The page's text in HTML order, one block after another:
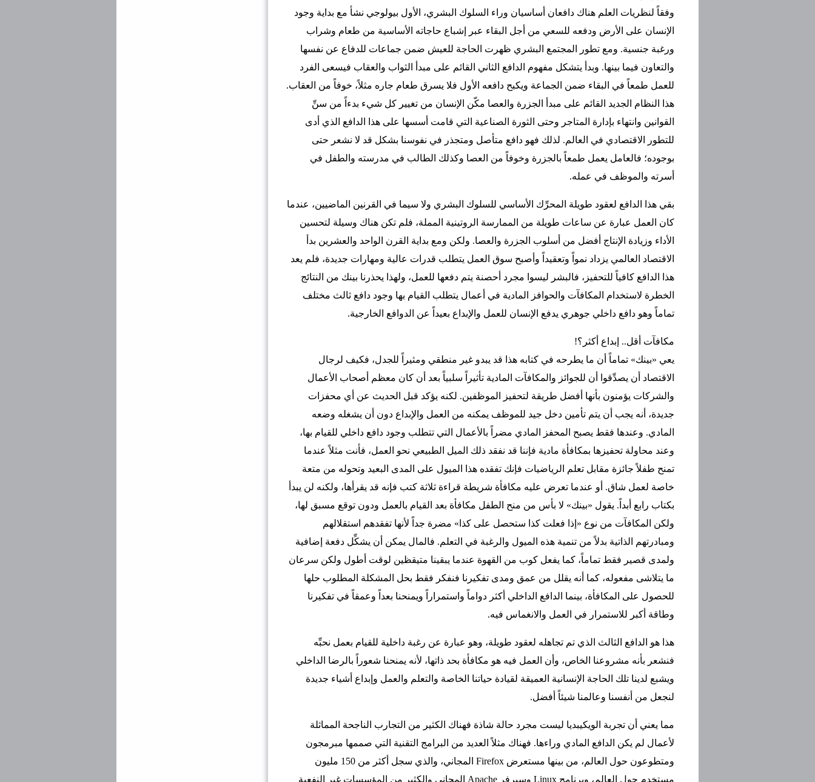
وفقاً لنظريات العلم هناك دافعان أساسيان وراء السلوك البشري، الأول بيولوجي نشأ مع بداية وجود
الإنسان على الأرض ودفعه للسعي من أجل البقاء عبر إشباع حاجاته الأساسية من طعام وشراب
ورغبة جنسية. ومع تطور المجتمع البشري ظهرت الحاجة للعيش ضمن جماعات للدفاع عن نفسها
والتعاون فيما بينها. وبدأ يتشكل مفهوم الدافع الثاني القائم على مبدأ الثواب والعقاب فيسعى الفرد
للعمل طمعاً في البقاء ضمن الجماعة ويكبح دافعه الأول فلا يسرق طعام جاره مثلاً، خوفاً من العقاب.
هذا النظام الجديد القائم على مبدأ الجزرة والعصا مكّن الإنسان من تغيير كل شيء بدءاً من سنِّ
القوانين وانتهاء بإدارة المتاجر وحتى الثورة الصناعية التي قامت أسسها على هذا الدافع الذي أدى
للتطور الاقتصادي في العالم. لذلك فهو دافع متأصل ومتجذر في نفوسنا بشكل قد لا نشعر حتى
بوجوده؛ فالعامل يعمل طمعاً بالجزرة وخوفاً من العصا وكذلك الطالب في مدرسته والطفل في
أسرته والموظف في عمله.
بقي هذا الدافع لعقود طويلة المحرِّك الأساسي للسلوك البشري ولا سيما في القرنين الماضيين، عندما
كان العمل عبارة عن ساعات طويلة من الممارسة الروتينية المملة، فلم تكن هناك وسيلة لتحسين
الأداء وزيادة الإنتاج أفضل من أسلوب الجزرة والعصا. ولكن ومع بداية القرن الواحد والعشرين بدأ
الاقتصاد العالمي يزداد نمواً وتعقيداً وأصبح سوق العمل يتطلب قدرات عالية ومهارات جديدة، فلم يعد
هذا الدافع كافياً للتحفيز، فالبشر ليسوا مجرد أحصنة يتم دفعها للعمل، ولهذا يحذرنا بينك من النتائج
الخطرة لاستخدام المكافآت والحوافز المادية في أعمال يتطلب القيام بها وجود دافع ثالث مختلف
تماماً وهو دافع داخلي جوهري يدفع الإنسان للعمل والإبداع بعيداً عن الدوافع الخارجية.
مكافآت أقل.. إبداع أكثر؟!
يعي «بينك» تماماً أن ما يطرحه في كتابه هذا قد يبدو غير منطقي ومثيراً للجدل، فكيف لرجال
الاقتصاد أن يصدِّقوا أن للجوائز والمكافآت المادية تأثيراً سلبياً بعد أن كان معظم أصحاب الأعمال
والشركات يؤمنون بأنها أفضل طريقة لتحفيز الموظفين. لكنه يؤكد قبل الحديث عن أي محفزات
جديدة، أنه يجب أن يتم تأمين دخل جيد للموظف يمكنه من العمل والإبداع دون أن يشغله وضعه
المادي. وعندها فقط يصبح المحفز المادي مضراً بالأعمال التي تتطلب وجود دافع داخلي للقيام بها،
وعند محاولة تحفيزها بمكافأة مادية فإننا قد نفقد ذلك الميل الطبيعي نحو العمل، فأنت مثلاً عندما
تمنح طفلاً جائزة مقابل تعلم الرياضيات فإنك تفقده هذا الميول على المدى البعيد وتحوله من متعة
خاصة لعمل شاق. أو عندما تعرض عليه مكافأة شريطة قراءة ثلاثة كتب فإنه قد يقرأها، ولكنه لن يبدأ
بكتاب رابع أبداً. يقول «بينك» لا بأس من منح الطفل مكافأة بعد القيام بالعمل ودون توقع مسبق لها،
ولكن المكافآت من نوع «إذا فعلت كذا ستحصل على كذا» مضرة جداً لأنها تفقدهم استقلالهم
ومبادرتهم الذاتية بدلاً من تنمية هذه الميول والرغبة في التعلم. فالمال يمكن أن يشكِّل دفعة إضافية
ولمدى قصير فقط تماماً، كما يفعل كوب من القهوة عندما يبقينا متيقظين لوقت أطول ولكن سرعان
ما يتلاشى مفعوله، كما أنه يقلل من عمق ومدى تفكيرنا فنفكر فقط بحل المشكلة المطلوب حلها
للحصول على المكافأة، بينما الدافع الداخلي أكثر دواماً واستمراراً ويمنحنا بعداً وعمقاً في تفكيرنا
وطاقة أكبر للاستمرار في العمل والانغماس فيه.
هذا هو الدافع الثالث الذي تم تجاهله لعقود طويلة، وهو عبارة عن رغبة داخلية للقيام بعمل نحبِّه
فنشعر بأنه مشروعنا الخاص، وأن العمل فيه هو مكافأة بحد ذاتها، لأنه يمنحنا شعوراً بالرضا الداخلي
ويشبع لدينا تلك الحاجة الإنسانية العميقة لقيادة حياتنا الخاصة والتعلم والعمل وإبداع أشياء جديدة
لنجعل من أنفسنا وعالمنا شيئاً أفضل.
مما يعني أن تجربة الويكيبديا ليست مجرد حالة شاذة فهناك الكثير من التجارب الناجحة المماثلة
لأعمال لم يكن الدافع المادي وراءها. فهناك مثلاً العديد من البرامج التقنية التي صممها مبرمجون
ومتطوعون حول العالم، من بينها مستعرض Firefox المجاني، والذي سجل أكثر من 150 مليون
مستخدم حول العالم، وبرنامج Linux وسيرفر Apache المجاني والكثير من المؤسسات غير النفعية